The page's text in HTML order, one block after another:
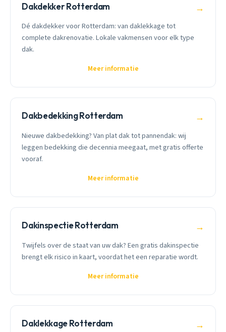
Dakdekker Rotterdam →
Dé dakdekker voor Rotterdam: van daklekkage tot
complete dakrenovatie. Lokale vakmensen voor elk type
dak.
Meer informatie
Dakbedekking Rotterdam →
Nieuwe dakbedekking? Van plat dak tot pannendak: wij
leggen bedekking die decennia meegaat, met gratis offerte
vooraf.
Meer informatie
Dakinspectie Rotterdam →
Twijfels over de staat van uw dak? Een gratis dakinspectie
brengt elk risico in kaart, voordat het een reparatie wordt.
Meer informatie
Daklekkage Rotterdam →